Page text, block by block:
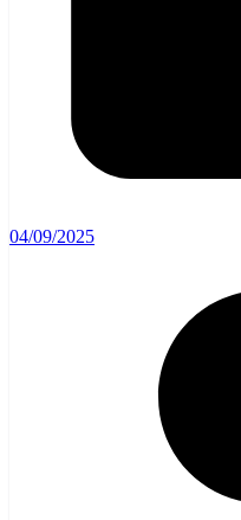
04/09/2025